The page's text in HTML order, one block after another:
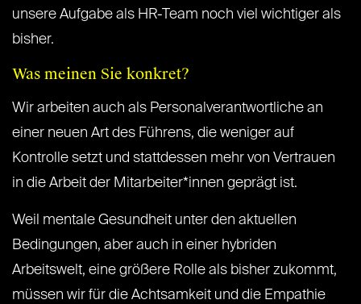
unsere Aufgabe als HR-Team noch viel wichtiger als
bisher.
Was meinen Sie konkret?
Wir arbeiten auch als Personalverantwortliche an
einer neuen Art des Führens, die weniger auf
Kontrolle setzt und stattdessen mehr von Vertrauen
in die Arbeit der Mitarbeiter*innen geprägt ist.
Weil mentale Gesundheit unter den aktuellen
Bedingungen, aber auch in einer hybriden
Arbeitswelt, eine größere Rolle als bisher zukommt,
müssen wir für die Achtsamkeit und die Empathie